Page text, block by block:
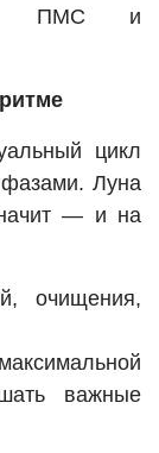
ПМС и
цикл
Луна
— и на
очищения,
важные